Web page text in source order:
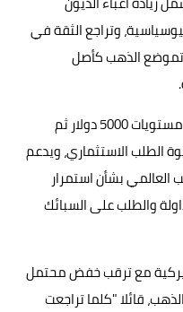
وتراجع الثقة في
تموضع الذهب كأصل
وتابع رئيس الشعبة، أن اختراق الذهب مستويات 5000 دولار ثم
الطلب الاستثماري، ويدعم
العالمي بشأن استمرار
والطلب على السبائك
مع ترقب خفض محتمل
قائلا "كلما تراجعت